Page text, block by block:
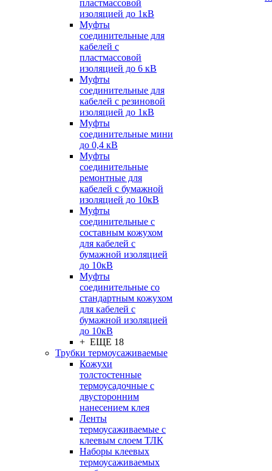
пластмассовой
изоляцией до 1кВ
Муфты
соединительные для
кабелей с
пластмассовой
изоляцией до 6 кВ
Муфты
соединительные для
кабелей с резиновой
изоляцией до 1кВ
Муфты
соединительные мини
до 0,4 кВ
Муфты
соединительные
ремонтные для
кабелей с бумажной
изоляцией до 10кВ
Муфты
соединительные с
составным кожухом
для кабелей с
бумажной изоляцией
до 10кВ
Муфты
соединительные со
стандартным кожухом
для кабелей с
бумажной изоляцией
до 10кВ
+ ЕЩЕ 18
Трубки термоусаживаемые
Кожухи
толстостенные
термоусадочные с
двусторонним
нанесением клея
Ленты
термоусаживаемые с
клеевым слоем ТЛК
Наборы клеевых
термоусаживаемых